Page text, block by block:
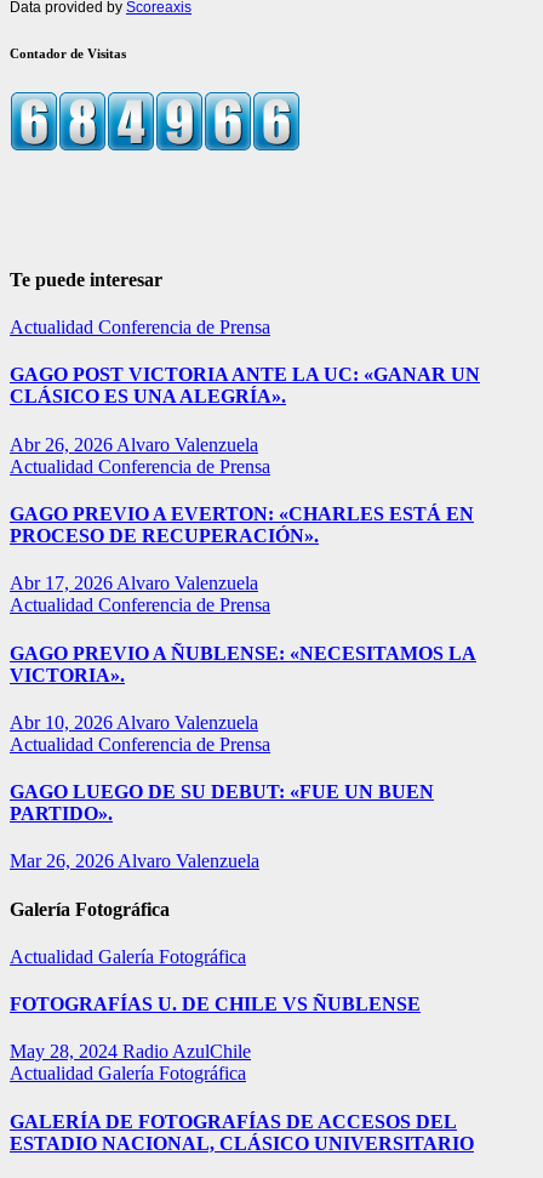
Data provided by Scoreaxis
Contador de Visitas
Te puede interesar
Actualidad Conferencia de Prensa
GAGO POST VICTORIA ANTE LA UC: «GANAR UN
CLÁSICO ES UNA ALEGRÍA».
Abr 26, 2026 Alvaro Valenzuela
Actualidad Conferencia de Prensa
GAGO PREVIO A EVERTON: «CHARLES ESTÁ EN
PROCESO DE RECUPERACIÓN».
Abr 17, 2026 Alvaro Valenzuela
Actualidad Conferencia de Prensa
GAGO PREVIO A ÑUBLENSE: «NECESITAMOS LA
VICTORIA».
Abr 10, 2026 Alvaro Valenzuela
Actualidad Conferencia de Prensa
GAGO LUEGO DE SU DEBUT: «FUE UN BUEN
PARTIDO».
Mar 26, 2026 Alvaro Valenzuela
Galería Fotográfica
Actualidad Galería Fotográfica
FOTOGRAFÍAS U. DE CHILE VS ÑUBLENSE
May 28, 2024 Radio AzulChile
Actualidad Galería Fotográfica
GALERÍA DE FOTOGRAFÍAS DE ACCESOS DEL
ESTADIO NACIONAL, CLÁSICO UNIVERSITARIO